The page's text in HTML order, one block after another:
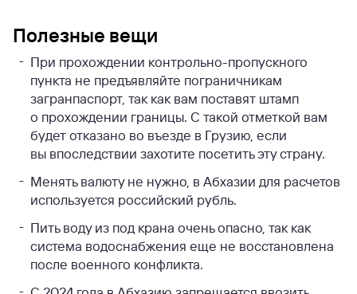
Полезные вещи
При прохождении контрольно-пропускного
пункта не предъявляйте пограничникам
загранпаспорт, так как вам поставят штамп
о прохождении границы. С такой отметкой вам
будет отказано во въезде в Грузию, если
вы впоследствии захотите посетить эту страну.
Менять валюту не нужно, в Абхазии для расчетов
используется российский рубль.
Пить воду из под крана очень опасно, так как
система водоснабжения еще не восстановлена
после военного конфликта.